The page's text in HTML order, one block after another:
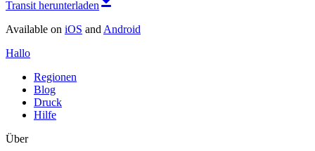
Transit herunterladen
Available on iOS and Android
Hallo
Regionen
Blog
Druck
Hilfe
Über